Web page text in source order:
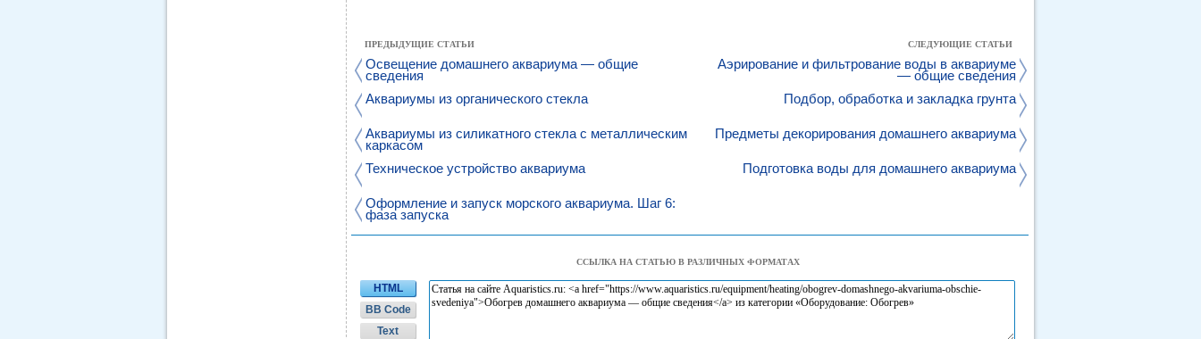
ПРЕДЫДУЩИЕ СТАТЬИ
Освещение домашнего аквариума — общие
сведения
Аквариумы из органического стекла
Аквариумы из силикатного стекла с металлическим
каркасом
Техническое устройство аквариума
Оформление и запуск морского аквариума. Шаг 6:
фаза запуска
СЛЕДУЮЩИЕ СТАТЬИ
Аэрирование и фильтрование воды в аквариуме
— общие сведения
Подбор, обработка и закладка грунта
Предметы декорирования домашнего аквариума
Подготовка воды для домашнего аквариума
ССЫЛКА НА СТАТЬЮ В РАЗЛИЧНЫХ ФОРМАТАХ
HTML
BB Code
Text